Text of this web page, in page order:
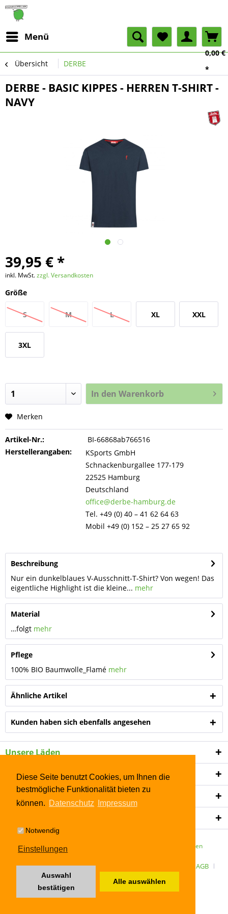
Diese Seite benutzt Cookies, um Ihnen die
bestmögliche Funktionalität bieten zu
können. Datenschutz Impressum
Notwendig
Einstellungen
Auswahl
bestätigen
Alle auswählen
Menü
0,00 €
*
Übersicht DERBE
DERBE - BASIC KIPPES - HERREN T-SHIRT -
NAVY
39,95 € *
inkl. MwSt.zzgl. Versandkosten
Größe
S M L XL XXL
3XL
In den Warenkorb
Merken
Artikel-Nr.:
BI-66868ab766516
Herstellerangaben:
KSports GmbH
Schnackenburgallee 177-179
22525 Hamburg
Deutschland
office@derbe-hamburg.de
Tel. +49 (0) 40 – 41 62 64 63
Mobil +49 (0) 152 – 25 27 65 92
Beschreibung
Nur ein dunkelblaues V-Ausschnitt-T-Shirt? Von wegen! Das
eigentliche Highlight ist die kleine... mehr
Material
…folgt mehr
Pflege
100% BIO Baumwolle_Flamé mehr
Ähnliche Artikel
Kunden haben sich ebenfalls angesehen
Unsere Läden
Shop Service
Informationen
* Alle Preise inkl. gesetzl. Mehrwertsteuer zzgl. Versandkosten
ÜBER UNS Kontakt Datenschutz
AGB
Impressum